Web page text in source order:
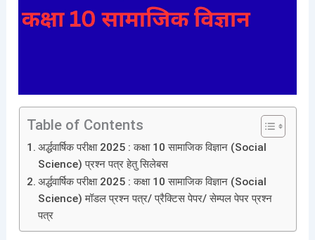
Table of Contents
अर्द्धवार्षिक परीक्षा 2025 : कक्षा 10 सामाजिक विज्ञान (Social
Science) प्रश्न पत्र हेतु सिलेबस
अर्द्धवार्षिक परीक्षा 2025 : कक्षा 10 सामाजिक विज्ञान (Social
Science) मॉडल प्रश्न पत्र/ प्रैक्टिस पेपर/ सेम्पल पेपर प्रश्न
पत्र